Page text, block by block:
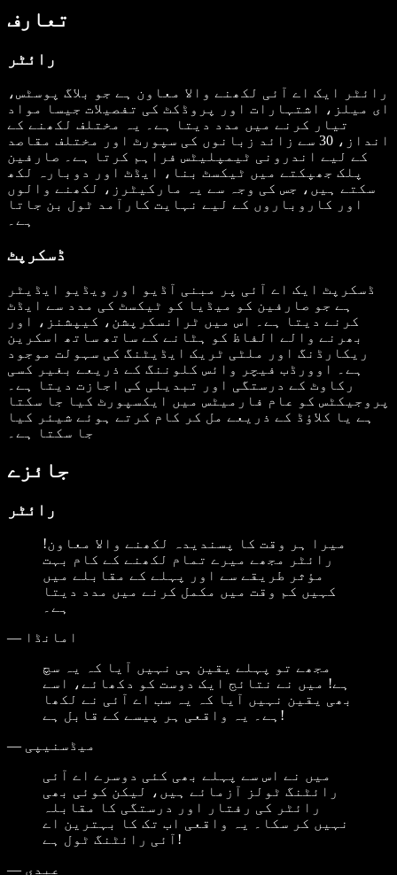
تعارف
رائٹر
رائٹر ایک اے آئی لکھنے والا معاون ہے جو بلاگ پوسٹس،
ای میلز، اشتہارات اور پروڈکٹ کی تفصیلات جیسا مواد
تیار کرنے میں مدد دیتا ہے۔ یہ مختلف لکھنے کے
انداز، 30 سے زائد زبانوں کی سپورٹ اور مختلف مقاصد
کے لیے اندرونی ٹیمپلیٹس فراہم کرتا ہے۔ صارفین
پلک جھپکتے میں ٹیکسٹ بنا، ایڈٹ اور دوبارہ لکھ
سکتے ہیں، جس کی وجہ سے یہ مارکیٹرز، لکھنے والوں
اور کاروباروں کے لیے نہایت کارآمد ٹول بن جاتا
ہے۔
ڈسکرپٹ
ڈسکرپٹ ایک اے آئی پر مبنی آڈیو اور ویڈیو ایڈیٹر
ہے جو صارفین کو میڈیا کو ٹیکسٹ کی مدد سے ایڈٹ
کرنے دیتا ہے۔ اس میں ٹرانسکرپشن، کیپشنز، اور
بھرنے والے الفاظ کو ہٹانے کے ساتھ ساتھ اسکرین
ریکارڈنگ اور ملٹی ٹریک ایڈیٹنگ کی سہولت موجود
ہے۔ اوورڈب فیچر وائس کلوننگ کے ذریعے بغیر کسی
رکاوٹ کے درستگی اور تبدیلی کی اجازت دیتا ہے۔
پروجیکٹس کو عام فارمیٹس میں ایکسپورٹ کیا جا سکتا
ہے یا کلاؤڈ کے ذریعے مل کر کام کرتے ہوئے شیئر کیا
جا سکتا ہے۔
جائزے
رائٹر
میرا ہر وقت کا پسندیدہ لکھنے والا معاون!
رائٹر مجھے میرے تمام لکھنے کے کام بہت
مؤثر طریقے سے اور پہلے کے مقابلے میں
کہیں کم وقت میں مکمل کرنے میں مدد دیتا
ہے۔
— امانڈا
مجھے تو پہلے یقین ہی نہیں آیا کہ یہ سچ
ہے! میں نے نتائج ایک دوست کو دکھائے، اسے
بھی یقین نہیں آیا کہ یہ سب اے آئی نے لکھا
ہے۔ یہ واقعی ہر پیسے کے قابل ہے!
— میڈسنیپی
میں نے اس سے پہلے بھی کئی دوسرے اے آئی
رائٹنگ ٹولز آزمائے ہیں، لیکن کوئی بھی
رائٹر کی رفتار اور درستگی کا مقابلہ
نہیں کر سکا۔ یہ واقعی اب تک کا بہترین اے
آئی رائٹنگ ٹول ہے!
— عبدی